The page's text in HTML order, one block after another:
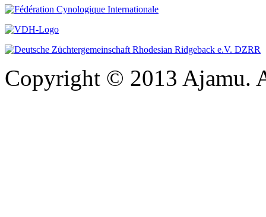
Copyright © 2013 Ajamu.